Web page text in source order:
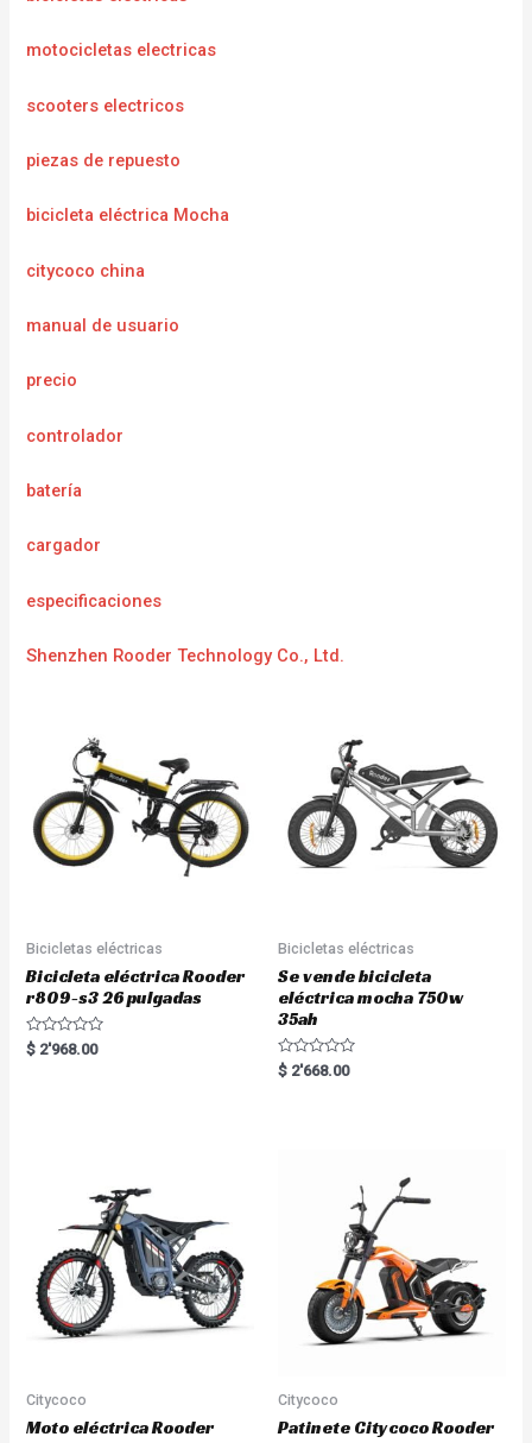
motocicletas electricas
scooters electricos
piezas de repuesto
bicicleta eléctrica Mocha
citycoco china
manual de usuario
precio
controlador
batería
cargador
especificaciones
Shenzhen Rooder Technology Co., Ltd.
Bicicletas eléctricas
Bicicleta eléctrica Rooder
r809-s3 26 pulgadas
R
a
$ 2'968.00
Bicicletas eléctricas
Se vende bicicleta
eléctrica mocha 750w
35ah
R
a
$ 2'668.00
Citycoco
Moto eléctrica Rooder
Citycoco
Patinete Citycoco Rooder